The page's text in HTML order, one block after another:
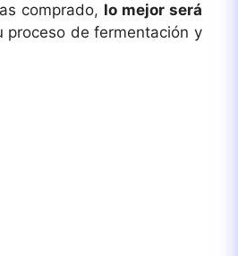
comprado, lo mejor será
proceso de fermentación y